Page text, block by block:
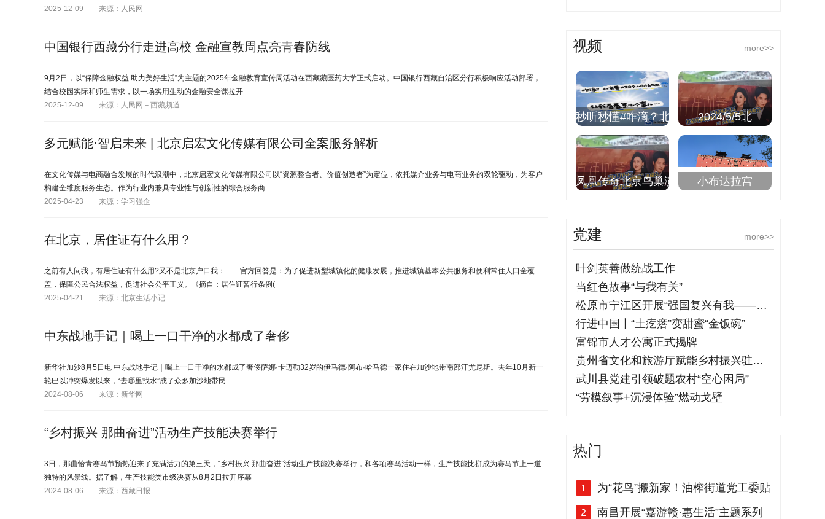
2025-12-09
来源：人民网
中国银行西藏分行走进高校 金融宣教周点亮青春防线
9月2日，以“保障金融权益 助力美好生活”为主题的2025年金融教育宣传周活动在西藏藏医药大学正式启动。中国银行西藏自治区分行积极响应活动部署，
结合校园实际和师生需求，以一场实用生动的金融安全课拉开
2025-12-09
来源：人民网－西藏频道
多元赋能·智启未来 | 北京启宏文化传媒有限公司全案服务解析
在文化传媒与电商融合发展的时代浪潮中，北京启宏文化传媒有限公司以“资源整合者、价值创造者”为定位，依托媒介业务与电商业务的双轮驱动，为客户
构建全维度服务生态。作为行业内兼具专业性与创新性的综合服务商
2025-04-23
来源：学习强企
在北京，居住证有什么用？
之前有人问我，有居住证有什么用?又不是北京户口我：……官方回答是：为了促进新型城镇化的健康发展，推进城镇基本公共服务和便利常住人口全覆
盖，保障公民合法权益，促进社会公平正义。《摘自：居住证暂行条例(
2025-04-21
来源：北京生活小记
中东战地手记｜喝上一口干净的水都成了奢侈
新华社加沙8月5日电 中东战地手记｜喝上一口干净的水都成了奢侈萨娜·卡迈勒32岁的伊马德·阿布·哈马德一家住在加沙地带南部汗尤尼斯。去年10月新一
轮巴以冲突爆发以来，“去哪里找水”成了众多加沙地带民
2024-08-06
来源：新华网
“乡村振兴 那曲奋进”活动生产技能决赛举行
3日，那曲恰青赛马节预热迎来了充满活力的第三天，“乡村振兴 那曲奋进”活动生产技能决赛举行，和各项赛马活动一样，生产技能比拼成为赛马节上一道
独特的风景线。据了解，生产技能类市级决赛从8月2日拉开序幕
2024-08-06
来源：西藏日报
more>>
视频
秒听秒懂#咋滴？北 2024/5/5北
凤凰传奇北京鸟巢演 小布达拉宫
more>>
党建
叶剑英善做统战工作
当红色故事“与我有关”
松原市宁江区开展“强国复兴有我——铭记
行进中国丨“土疙瘩”变甜蜜“金饭碗”
富锦市人才公寓正式揭牌
贵州省文化和旅游厅赋能乡村振兴驻村干部
武川县党建引领破题农村“空心困局”
“劳模叙事+沉浸体验”燃动戈壁
热门
为“花鸟”搬新家！油榨街道党工委贴
南昌开展“嘉游赣·惠生活”主题系列